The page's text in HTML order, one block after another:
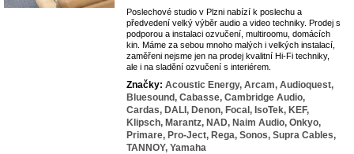
Poslechové studio v Plzni nabízí k poslechu a
předvedení velký výběr audio a video techniky. Prodej s
podporou a instalaci ozvučení, multiroomu, domácích
kin. Máme za sebou mnoho malých i velkých instalací,
zaměřeni nejsme jen na prodej kvalitní Hi-Fi techniky,
ale i na sladění ozvučení s interiérem.
Značky: Acoustic Energy, Arcam, Audioquest,
Bluesound, Cabasse, Cambridge Audio,
Cardas, DALI, Denon, Focal, IsoTek, KEF,
Klipsch, Marantz, NAD, Naim Audio, Onkyo,
Primare, Pro-Ject, Rega, Sonos, Supra Cables,
TANNOY, Yamaha